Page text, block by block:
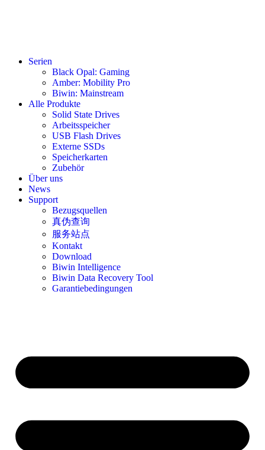
Serien
Black Opal: Gaming
Amber: Mobility Pro
Biwin: Mainstream
Alle Produkte
Solid State Drives
Arbeitsspeicher
USB Flash Drives
Externe SSDs
Speicherkarten
Zubehör
Über uns
News
Support
Bezugsquellen
真伪查询
服务站点
Kontakt
Download
Biwin Intelligence
Biwin Data Recovery Tool
Garantiebedingungen